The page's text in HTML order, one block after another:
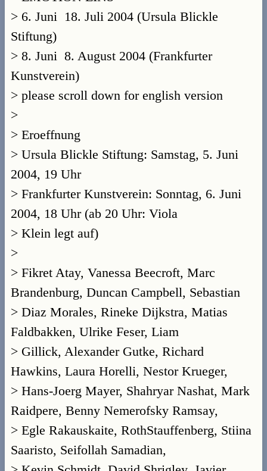
> 6. Juni ­ 18. Juli 2004 (Ursula Blickle
Stiftung)
> 8. Juni ­ 8. August 2004 (Frankfurter
Kunstverein)
> please scroll down for english version
>
> Eroeffnung
> Ursula Blickle Stiftung: Samstag, 5. Juni
2004, 19 Uhr
> Frankfurter Kunstverein: Sonntag, 6. Juni
2004, 18 Uhr (ab 20 Uhr: Viola
> Klein legt auf)
>
> Fikret Atay, Vanessa Beecroft, Marc
Brandenburg, Duncan Campbell, Sebastian
> Diaz Morales, Rineke Dijkstra, Matias
Faldbakken, Ulrike Feser, Liam
> Gillick, Alexander Gutke, Richard
Hawkins, Laura Horelli, Nestor Krueger,
> Hans-Joerg Mayer, Shahryar Nashat, Mark
Raidpere, Benny Nemerofsky Ramsay,
> Egle Rakauskaite, RothStauffenberg, Stiina
Saaristo, Seifollah Samadian,